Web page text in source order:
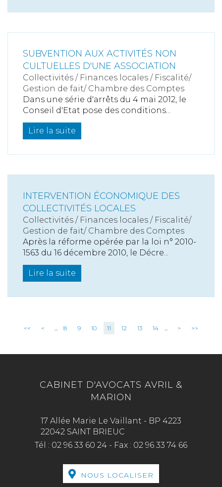
SUBVENTION AUX ACTIVITÉS NON
CULTUELLES D'UNE ASSOCIATION
Collectivités / Finances locales / Fiscalité/
Gestion de fait/ Chambre des Comptes
Dans une série d'arrêts du 4 mai 2012, le
Conseil d'Etat pose des conditions...
Lire la suite
INTERVENTION ÉCONOMIQUE DES
COLLECTIVITÉS LOCALES
Collectivités / Finances locales / Fiscalité/
Gestion de fait/ Chambre des Comptes
Après la réforme opérée par la loi n° 2010-
1563 du 16 décembre 2010, le Décre...
Lire la suite
<< < 8 9 10 11 12 13 14 > >>
CABINET D'AVOCATS AVRIL &
MARION
17 Allée Marie Le Vaillant - BP 4223
22042 SAINT BRIEUC
Tél : 02 96 33 60 24 - Fax : 02 96 33 74 66
NOUS LOCALISER